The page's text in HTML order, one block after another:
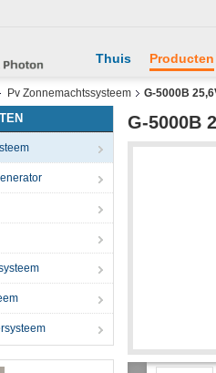
Thuis Producten
Pv Zonnemachtssysteem G-5000B
G-5000B